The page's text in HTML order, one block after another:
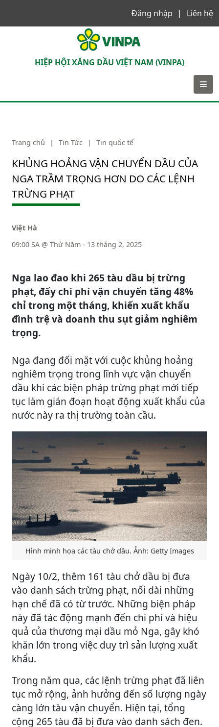
Đăng nhập
Liên hệ
HIỆP HỘI XĂNG DẦU VIỆT NAM (VINPA)
Trang chủ | Tin Tức | Tin quốc tế
KHỦNG HOẢNG VẬN CHUYỂN DẦU CỦA
NGA TRẦM TRỌNG HƠN DO CÁC LỆNH
TRỪNG PHẠT
Việt Hà
09:00 SA @ Thứ Năm - 13 tháng 2, 2025
Nga lao đao khi 265 tàu dầu bị trừng
phạt, đẩy chi phí vận chuyển tăng 48%
chỉ trong một tháng, khiến xuất khẩu
đình trệ và doanh thu sụt giảm nghiêm
trọng.
Nga đang đối mặt với cuộc khủng hoảng
nghiêm trọng trong lĩnh vực vận chuyển
dầu khi các biện pháp trừng phạt mới tiếp
tục làm gián đoạn hoạt động xuất khẩu của
nước này ra thị trường toàn cầu.
Hình minh họa các tàu chở dầu. Ảnh: Getty Images
Ngày 10/2, thêm 161 tàu chở dầu bị đưa
vào danh sách trừng phạt, nối dài những
hạn chế đã có từ trước. Những biện pháp
này đã tác động mạnh đến chi phí và hiệu
quả của thương mại dầu mỏ Nga, gây khó
khăn lớn trong việc duy trì sản lượng xuất
khẩu.
Trong năm qua, các lệnh trừng phạt đã liên
tục mở rộng, ảnh hưởng đến số lượng ngày
càng lớn tàu vận chuyển. Hiện tại, tổng
cộng 265 tàu đã bị đưa vào danh sách đen.